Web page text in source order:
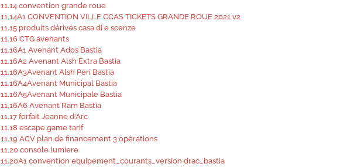
convention grande roue
CONVENTION VILLE CCAS TICKETS GRANDE ROUE 2021 v2
produits dérivés casa di e scenze
CTG avenants
Avenant Ados Bastia
Avenant Alsh Extra Bastia
Alsh Péri Bastia
Municipal Bastia
Municipale Bastia
Avenant Ram Bastia
forfait Jeanne d’Arc
escape game tarif
ACV plan de financement 3 opérations
console lumiere
convention equipement_courants_version drac_bastia